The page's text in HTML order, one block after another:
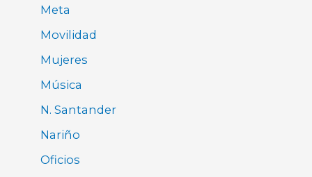
Meta
Movilidad
Mujeres
Música
N. Santander
Nariño
Oficios